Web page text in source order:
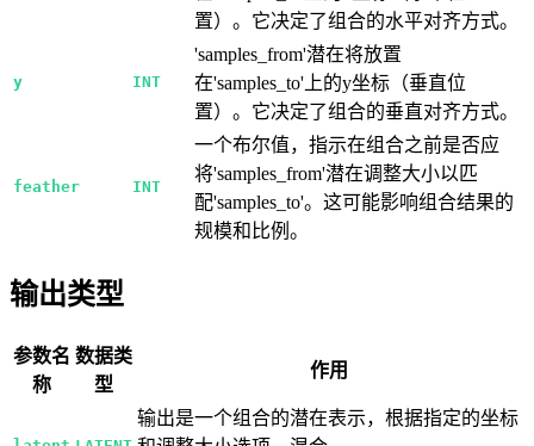
置）。它决定了组合的水平对齐方式。
y INT
'samples_from'潜在将放置
在'samples_to'上的y坐标（垂直位
置）。它决定了组合的垂直对齐方式。
feather INT
一个布尔值，指示在组合之前是否应
将'samples_from'潜在调整大小以匹
配'samples_to'。这可能影响组合结果的
规模和比例。
输出类型
参数名
称
数据类
型
作用
输出是一个组合的潜在表示，根据指定的坐标